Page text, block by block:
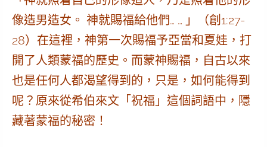
像造男造女。 神就賜福給他們… … 」（創1:27-
28）在這裡，神第一次賜福予亞當和夏娃，打
開了人類蒙福的歷史。而蒙神賜福 ，自古以來
也是任何人都渴望得到的，只是，如何能得到
呢？原來從希伯來文「祝福」這個詞語中，隱
藏著蒙福的秘密！